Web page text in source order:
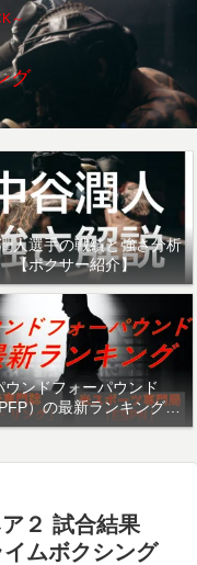
～
グ
人選手の戦績と強さ分析
【ボクサー紹介】
ウンドフォーパウンド
）の最新ランキング
リング」・「ESPN」を
２ 試合結果
イムボクシング